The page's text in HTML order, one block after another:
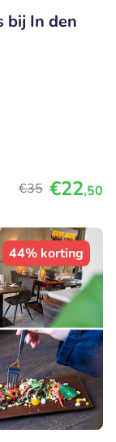
bij In den
€35 €22,50
44% korting